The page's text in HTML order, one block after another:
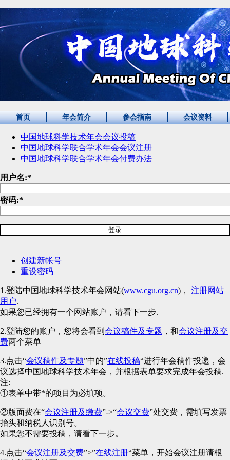
首页 年会简介 参会指南 会议资料
中国地球科学技术年会会议投稿
中国地球科学联合学术年会会议注册
中国地球科学联合学术年会付费办法
用户名:*
密码:*
创建新帐号
重设密码
1.登陆中国地球科学技术年会网站(www.cgu.org.cn)， 注册网站
用户.
如果您已经拥有一个网站账户，请看下一步.
2.登陆您的账户，您将会看到 会议稿件及专题 ，和会议注册及交
费两个菜单
3.点击“会议稿件及专题”中的”在线投稿“进行年会稿件投递，会
议选择中国地球科学技术年会，并根据表单要求完成年会投稿.
注:
①表单中带*的项目为必填项。
②版面费在“会议注册及缴费”->“会议交费”处交费，需填写发票
抬头和纳税人识别号。
如果您不需要投稿，请看下一步。
4.点击“会议注册及交费”>”在线注册“菜单，开始会议注册请根